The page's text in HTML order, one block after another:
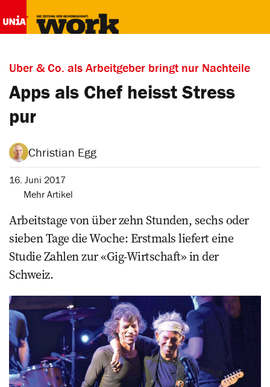
Uber & Co. als Arbeitgeber bringt nur Nachteile
Apps als Chef heisst Stress
pur
Christian Egg
16. Juni 2017
Mehr Artikel
Arbeitstage von über zehn Stunden, sechs oder
sieben Tage die Woche: Erstmals liefert eine
Studie Zahlen zur «Gig-Wirtschaft» in der
Schweiz.